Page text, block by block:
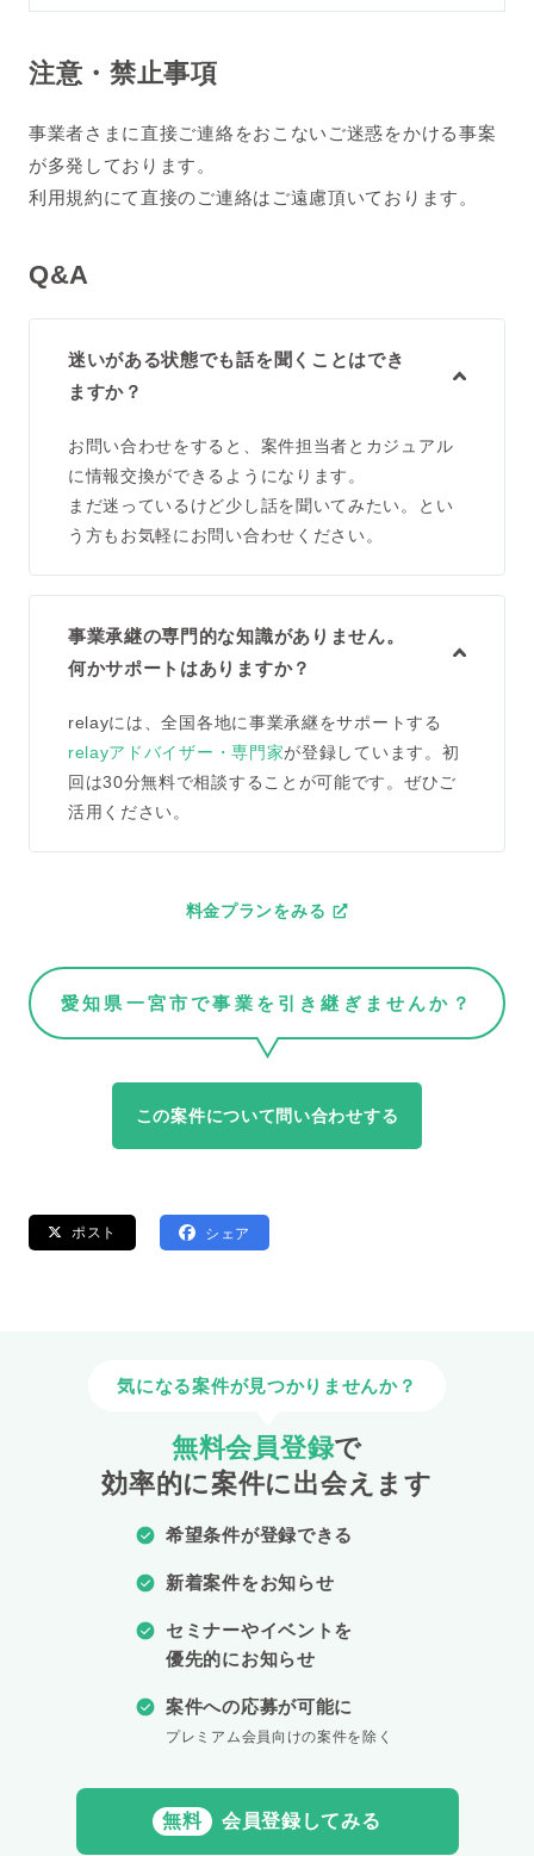
注意・禁止事項
事業者さまに直接ご連絡をおこないご迷惑をかける事案
が多発しております。
利用規約にて直接のご連絡はご遠慮頂いております。
Q&A
迷いがある状態でも話を聞くことはでき
ますか？
お問い合わせをすると、案件担当者とカジュアル
に情報交換ができるようになります。
まだ迷っているけど少し話を聞いてみたい。とい
う方もお気軽にお問い合わせください。
事業承継の専門的な知識がありません。
何かサポートはありますか？
relayには、全国各地に事業承継をサポートする
relayアドバイザー・専門家が登録しています。初
回は30分無料で相談することが可能です。ぜひご
活用ください。
料金プランをみる
愛知県一宮市で事業を引き継ぎませんか？
この案件について問い合わせする
ポスト シェア
気になる案件が見つかりませんか？
無料会員登録で
効率的に案件に出会えます
希望条件が登録できる
新着案件をお知らせ
セミナーやイベントを
優先的にお知らせ
案件への応募が可能に
プレミアム会員向けの案件を除く
無料 会員登録してみる